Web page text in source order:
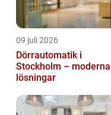
09 juli 2026
Dörrautomatik i
Stockholm – moderna
lösningar